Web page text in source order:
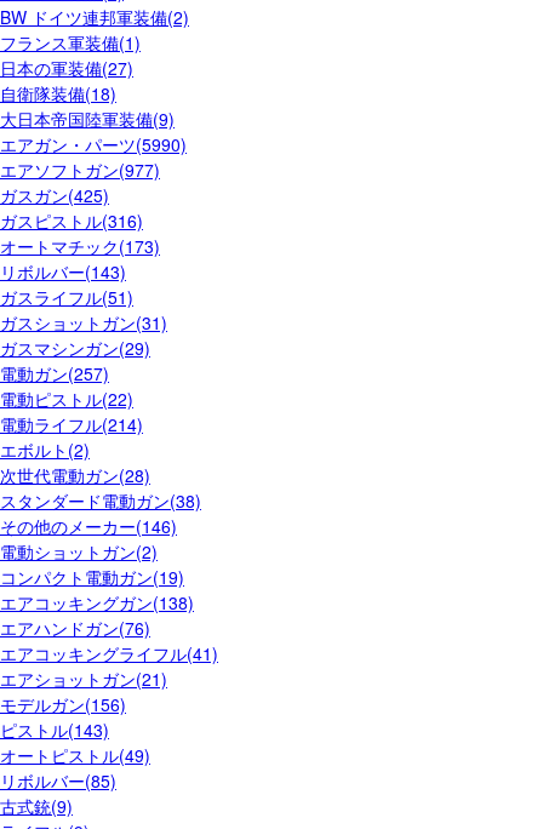
BW ドイツ連邦軍装備(2)
フランス軍装備(1)
日本の軍装備(27)
自衛隊装備(18)
大日本帝国陸軍装備(9)
エアガン・パーツ(5990)
エアソフトガン(977)
ガスガン(425)
ガスピストル(316)
オートマチック(173)
リボルバー(143)
ガスライフル(51)
ガスショットガン(31)
ガスマシンガン(29)
電動ガン(257)
電動ピストル(22)
電動ライフル(214)
エボルト(2)
次世代電動ガン(28)
スタンダード電動ガン(38)
その他のメーカー(146)
電動ショットガン(2)
コンパクト電動ガン(19)
エアコッキングガン(138)
エアハンドガン(76)
エアコッキングライフル(41)
エアショットガン(21)
モデルガン(156)
ピストル(143)
オートピストル(49)
リボルバー(85)
古式銃(9)